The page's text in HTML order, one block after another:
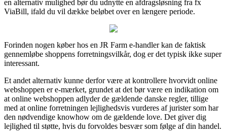
en alternativ mulighed bør du udnytte en afdragsløsning fra fx
ViaBill, ifald du vil dække beløbet over en længere periode.
Forinden nogen køber hos en JR Farm e-handler kan de faktisk
gennemløbe shoppens forretningsvilkår, dog er det typisk ikke super
interessant.
Et andet alternativ kunne derfor være at kontrollere hvorvidt online
webshoppen er e-mærket, grundet at det bør være en indikation om
at online webshoppen adlyder de gældende danske regler, tillige
med at online forretningen lejlighedsvis vurderes af jurister som har
den nødvendige knowhow om de gældende love. Det giver dig
lejlighed til støtte, hvis du forvoldes besvær som følge af din handel.